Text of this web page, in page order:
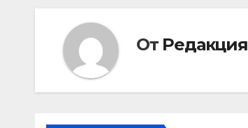
От Редакция